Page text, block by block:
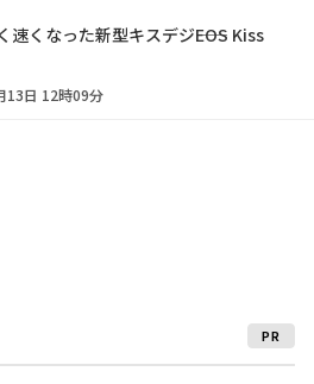
速くなった新型キスデジ――EOS Kiss
13日 12時09分
PR